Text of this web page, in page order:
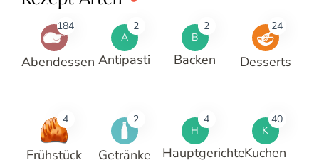
184
Abendessen
A
2
Antipasti
B
2
Backen
24
Desserts
4
Frühstück
2
Getränke
H
4
Hauptgerichte
K
40
Kuchen